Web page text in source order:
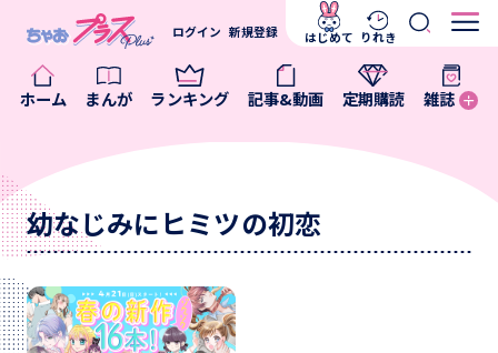
ホーム まんが ランキング 記事&動画 定期購読 雑誌
ログイン 新規登録 はじめて りれき
幼なじみにヒミツの初恋